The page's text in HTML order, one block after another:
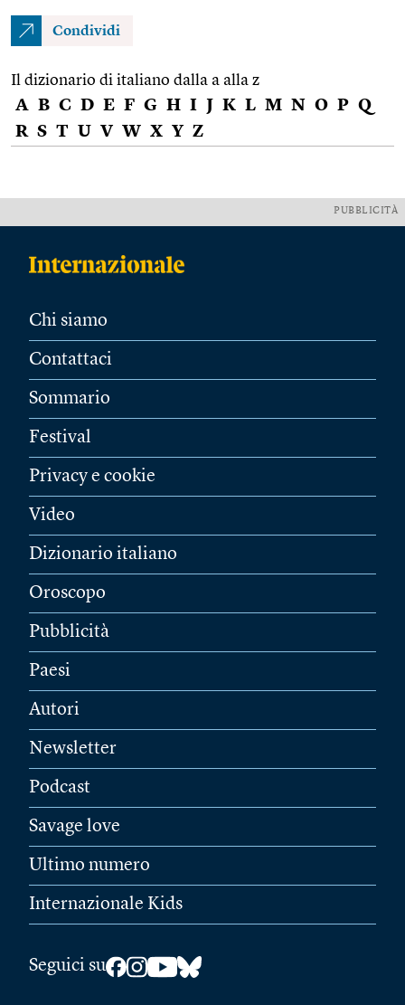
Condividi
Il dizionario di italiano dalla a alla z
A B C D E F G H I J K L M N O P Q
R S T U V W X Y Z
PUBBLICITÀ
Chi siamo
Contattaci
Sommario
Festival
Privacy e cookie
Video
Dizionario italiano
Oroscopo
Pubblicità
Paesi
Autori
Newsletter
Podcast
Savage love
Ultimo numero
Internazionale Kids
Seguici su